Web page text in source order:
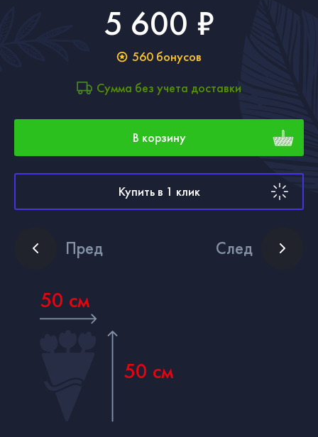
5 600 ₽
560 бонусов
Сумма без учета доставки
В корзину
Купить в 1 клик
Пред След
50 см
50 см